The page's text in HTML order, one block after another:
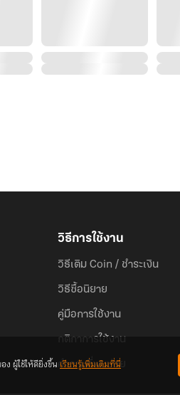
วิธีการใช้งาน
วิธีเติม Coin / ชำระเงิน
วิธีซื้อนิยาย
คู่มือการใช้งาน
กติกาการใช้งาน
คำถามที่พบบ่อย
ผู้ใช้ให้ดียิ่งขึ้นเรียนรู้เพิ่มเติมที่นี่